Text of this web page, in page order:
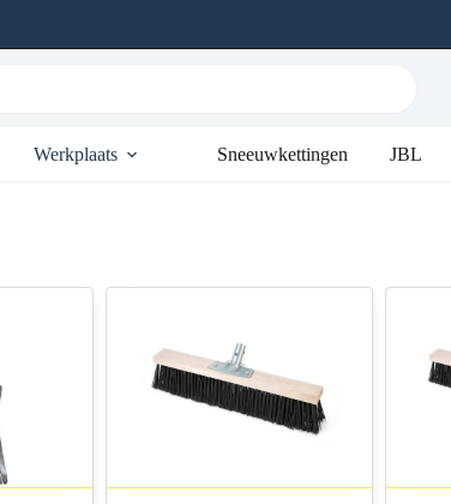
Werkplaats Sneeuwkettingen JBL